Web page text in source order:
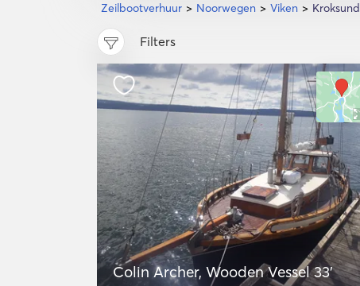
Zeilbootverhuur Noorwegen Viken Kroksund
Filters
Colin Archer, Wooden Vessel 33'